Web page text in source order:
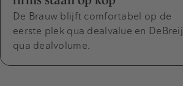
De Brauw blijft comfortabel op de
eerste plek qua dealvalue en DeBreij
qua dealvolume.